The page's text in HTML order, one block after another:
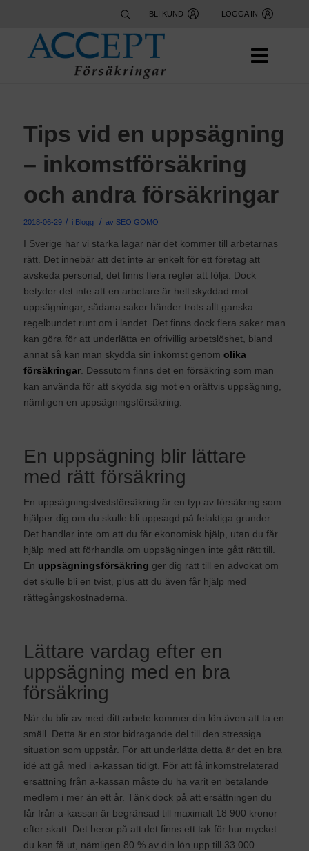
LOGGA IN
BLI KUND
Tips vid en uppsägning
– inkomstförsäkring
och andra försäkringar
2018-06-29 / i Blogg / av SEO GOMO
I Sverige har vi starka lagar när det kommer till arbetarnas
rätt. Det innebär att det inte är enkelt för ett företag att
avskeda personal, det finns flera regler att följa. Dock
betyder det inte att en arbetare är helt skyddad mot
uppsägningar, sådana saker händer trots allt ganska
regelbundet runt om i landet. Det finns dock flera saker man
kan göra för att underlätta en ofrivillig arbetslöshet, bland
annat så kan man skydda sin inkomst genom olika
försäkringar. Dessutom finns det en försäkring som man
kan använda för att skydda sig mot en orättvis uppsägning,
nämligen en uppsägningsförsäkring.
En uppsägning blir lättare
med rätt försäkring
En uppsägningstvistsförsäkring är en typ av försäkring som
hjälper dig om du skulle bli uppsagd på felaktiga grunder.
Det handlar inte om att du får ekonomisk hjälp, utan du får
hjälp med att förhandla om uppsägningen inte gått rätt till.
En uppsägningsförsäkring ger dig rätt till en advokat om
det skulle bli en tvist, plus att du även får hjälp med
rättegångskostnaderna.
Lättare vardag efter en
uppsägning med en bra
försäkring
När du blir av med ditt arbete kommer din lön även att ta en
smäll. Detta är en stor bidragande del till den stressiga
situation som uppstår. För att underlätta detta är det en bra
idé att gå med i a-kassan tidigt. För att få inkomstrelaterad
ersättning från a-kassan måste du ha varit en betalande
medlem i mer än ett år. Tänk dock på att ersättningen du
får från a-kassan är begränsad till maximalt 18 900 kronor
efter skatt. Det beror på att det finns ett tak för hur mycket
du kan få ut, nämligen 80 % av din lön upp till 33 000